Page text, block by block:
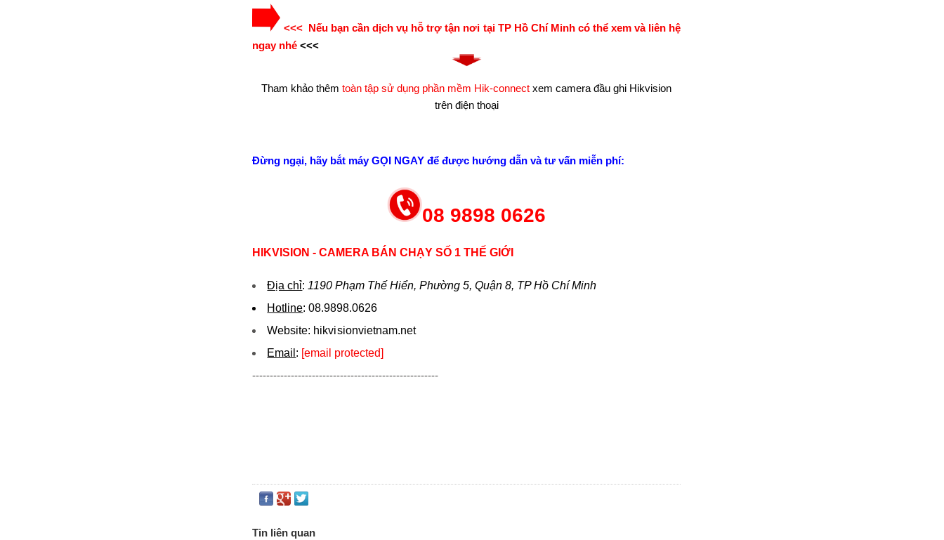
<<< Nếu bạn cần dịch vụ hỗ trợ tận nơi tại TP Hồ Chí Minh có thể xem và liên hệ
ngay nhé <<<
Tham khảo thêmtoàn tập sử dụng phần mềm Hik-connect xem camera đầu ghi Hikvision
trên điện thoại
Đừng ngại, hãy bắt máy GỌI NGAY để được hướng dẫn và tư vấn miễn phí:
08 9898 0626
HIKVISION - CAMERA BÁN CHẠY SỐ 1 THẾ GIỚI
Địa chỉ: 1190 Phạm Thế Hiển, Phường 5, Quận 8, TP Hồ Chí Minh
Hotline: 08.9898.0626
Website: hikvi sionvietnam.net
Email : [email protected]
-----------------------------------------------------
Tin liên quan